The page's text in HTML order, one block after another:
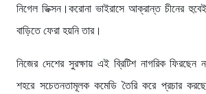
নিগেল ডিক্সন।করোনা ভাইরাসে আক্রান্ত চীনের
বাড়িতে ফেরা হয়নি তার।
নিজের দেশের সুরক্ষায় এই ব্রিটিশ নাগরিক ফিরছেন
শহরে সচেতনতামূলক কমেডি তৈরি করে প্রচার